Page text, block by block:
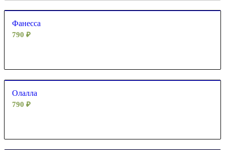
Фанесса
790 ₽
Олалла
790 ₽